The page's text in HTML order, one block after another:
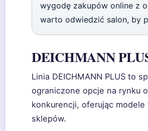
wygodę zakupów online z
warto odwiedzić salon, by
DEICHMANN
Linia DEICHMANN PLUS to
ograniczone opcje na rynku
konkurencji, oferując
sklepów.